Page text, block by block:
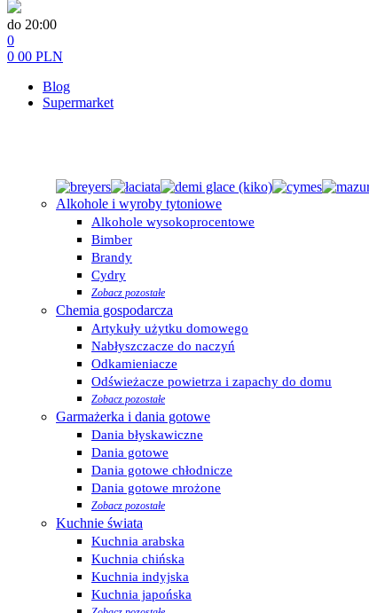
do 20:00
0
0 00 PLN
Blog
Supermarket
Alkohole i wyroby tytoniowe
Alkohole wysokoprocentowe
Bimber
Brandy
Cydry
Zobacz pozostałe
Chemia gospodarcza
Artykuły użytku domowego
Nabłyszczacze do naczyń
Odkamieniacze
Odświeżacze powietrza i zapachy do domu
Zobacz pozostałe
Garmażerka i dania gotowe
Dania błyskawiczne
Dania gotowe
Dania gotowe chłodnicze
Dania gotowe mrożone
Zobacz pozostałe
Kuchnie świata
Kuchnia arabska
Kuchnia chińska
Kuchnia indyjska
Kuchnia japońska